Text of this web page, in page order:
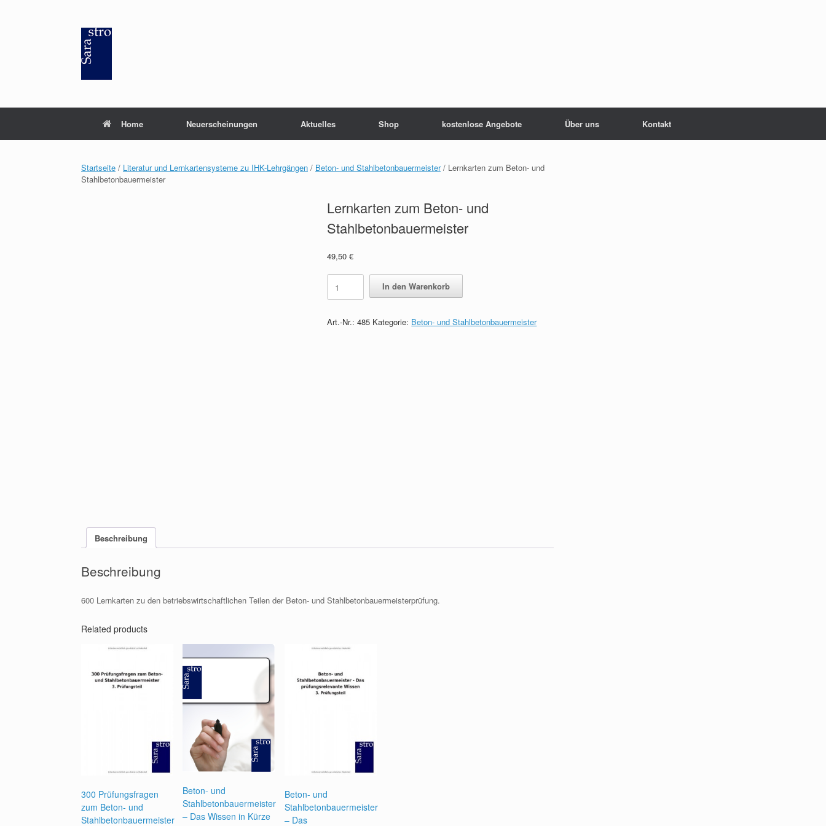
Home Neuerscheinungen Aktuelles Shop kostenlose Angebote Über uns Kontakt
Startseite / Literatur und Lernkartensysteme zu IHK-Lehrgängen / Beton- und Stahlbetonbauermeister/ Lernkarten zum Beton- und
Stahlbetonbauermeister
Lernkarten zum Beton- und
Stahlbetonbauermeister
49,50€
Lernkarten
zum
Beton-
Stahlbetonbauermeister
In den Warenkorb
Art.-Nr.:485 Kategorie: Beton- und Stahlbetonbauermeister
Beschreibung
Beschreibung
600 Lernkarten zu den betriebswirtschaftlichen Teilen der Beton- und Stahlbetonbauermeisterprüfung.
Related products
300 Prüfungsfragen
zum Beton- und
Stahlbetonbauermeister
Beton- und
Stahlbetonbauermeister
– Das Wissen in Kürze
Beton- und
Stahlbetonbauermeister
– Das